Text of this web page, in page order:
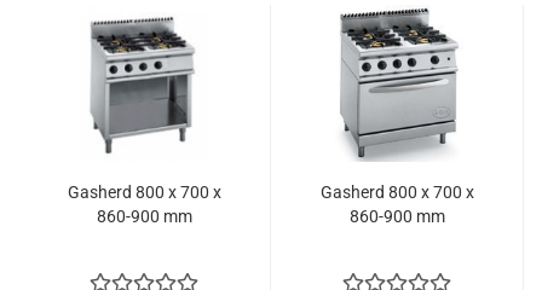
Gasherd 800 x 700 x
860-900 mm
Gasherd 800 x 700 x
860-900 mm